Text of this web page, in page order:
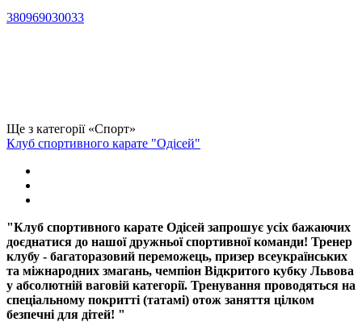
380969030033
Ще з категорії «Спорт»
Клуб спортивного карате "Одісей"
"Клуб спортивного карате Одісей запрошує усіх бажаючих
доєднатися до нашої дружньої спортивної команди! Тренер
клубу - багаторазовий переможець, призер всеукраїнських
та міжнародних змагань, чемпіон Відкритого кубку Львова
у абсолютній ваговій категорії. Тренування проводяться на
спеціальному покритті (татамі) отож заняття цілком
безпечні для дітей! "